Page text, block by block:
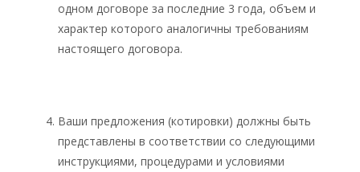
одном договоре за последние 3 года, объем и
характер которого аналогичны требованиям
настоящего договора.
Ваши предложения (котировки) должны быть
представлены в соответствии со следующими
инструкциями, процедурами и условиями